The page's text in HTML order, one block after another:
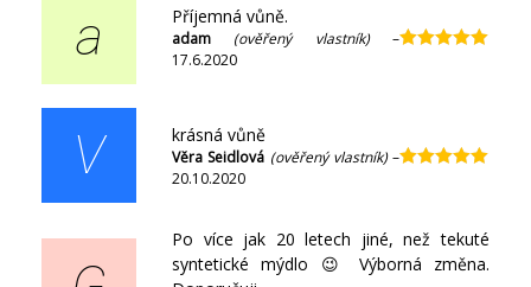
a Příjemná vůně.
adam (ověřený vlastník)
–
17.6.2020
V krásná vůně
Věra Seidlová (ověřený vlastník) –
20.10.2020
Po více jak 20 letech jiné, než tekuté
syntetické mýdlo 😉 Výborná změna.